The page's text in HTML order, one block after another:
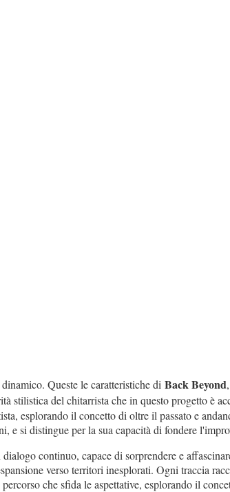
Queste le caratteristiche di Back Beyond
stilistica del chitarrista che in questo progetto è
esplorando il concetto di oltre il passato e
si distingue per la sua capacità di fondere
continuo, capace di sorprendere e
verso territori inesplorati. Ogni traccia
che sfida le aspettative, esplorando il